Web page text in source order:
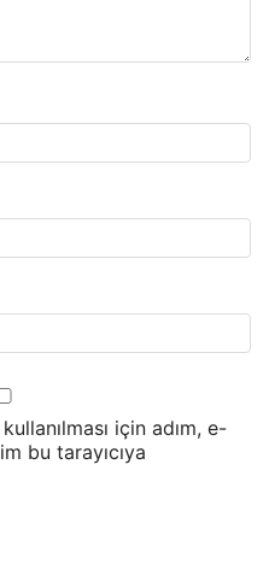
için adım, e-
bu tarayıcıya